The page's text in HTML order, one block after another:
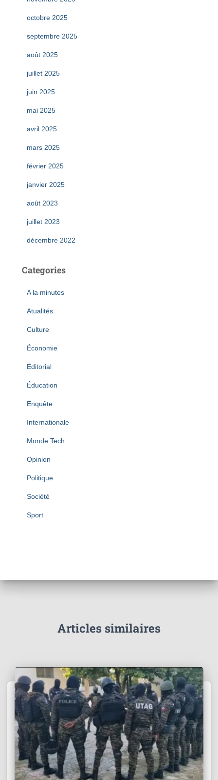
octobre 2025
septembre 2025
août 2025
juillet 2025
juin 2025
mai 2025
avril 2025
mars 2025
février 2025
janvier 2025
août 2023
juillet 2023
décembre 2022
Categories
A la minutes
Atualités
Culture
Économie
Éditorial
Éducation
Enquête
Internationale
Monde Tech
Opinion
Politique
Société
Sport
Articles similaires